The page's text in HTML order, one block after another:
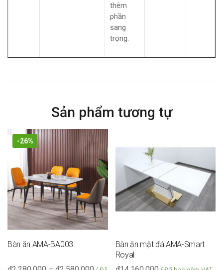
thêm
phần
sang
trọng.
Sản phẩm tương tự
-26%
Bàn ăn AMA-BA003
Bàn ăn mặt đá AMA-Smart
Royal